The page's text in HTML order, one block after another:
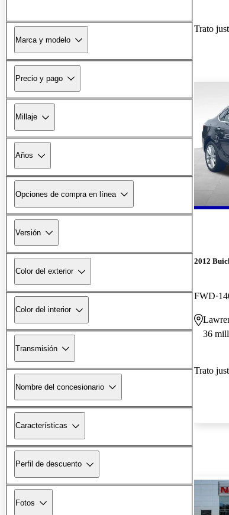
Marca y modelo
Precio y pago
Millaje
Años
Opciones de compra en línea
Versión
Color del exterior
Color del interior
Transmisión
Nombre del concesionario
Características
Perfil de descuento
Fotos
Trato
2012
FWD
36
Trato